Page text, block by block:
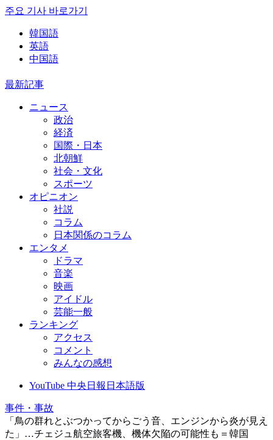
주요 기사 바로가기
韓国語
英語
中国語
最新記事
ニュース
政治
経済
国際・日本
北朝鮮
社会・文化
スポーツ
オピニオン
社説
コラム
日本関係のコラム
エンタメ
ドラマ
音楽
映画
アイドル
芸能一般
ランキング
アクセス
コメント
みんなの感想
YouTube 中央日報日本語版
事件・事故
「鳥の群れとぶつかってからごう音、エンジンから炎が見え
た」…チェジュ航空旅客機、機体欠陥の可能性も＝韓国